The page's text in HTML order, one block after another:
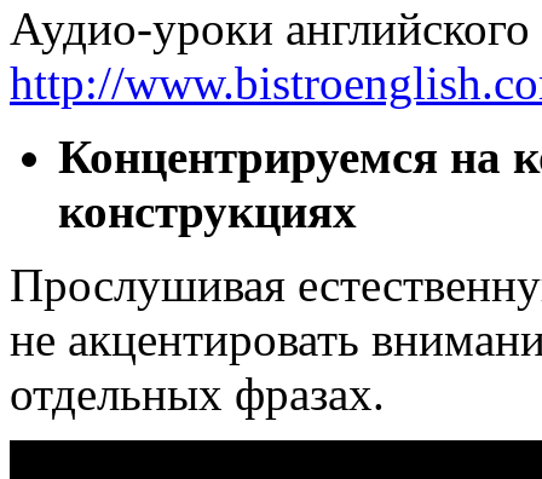
Аудио-уроки
http://
Концентрируемся на
конструкциях
Прослушивая
не акцентировать
отдельных фразах.